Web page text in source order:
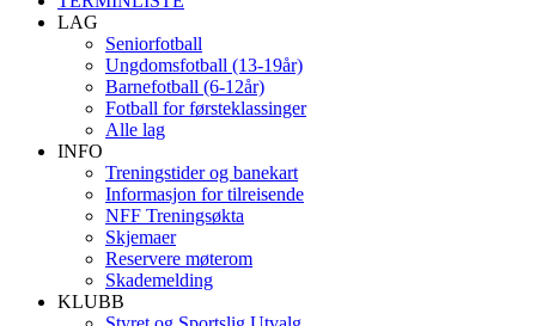
LAG
Seniorfotball
Ungdomsfotball (13-19år)
Barnefotball (6-12år)
Fotball for førsteklassinger
Alle lag
INFO
Treningstider og banekart
Informasjon for tilreisende
NFF Treningsøkta
Skjemaer
Reservere møterom
Skademelding
KLUBB